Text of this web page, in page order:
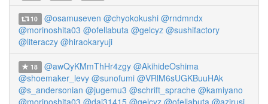
10 @osamuseven @chyokokushi @rndmndx
@morinoshita03 @ofellabuta @gelcyz @sushifactory
@literaczy @hiraokaryuji
18 @awQyKMmThHr4zgy @AkihideOshima
@shoemaker_levy @sunofumi @VRlM6sUGKBuuHAk
@s_andersonian @jugemu3 @schrift_sprache @kamiyano
@morinoshita03 @dai31415 @gelcyz @ofellabuta @azirusi